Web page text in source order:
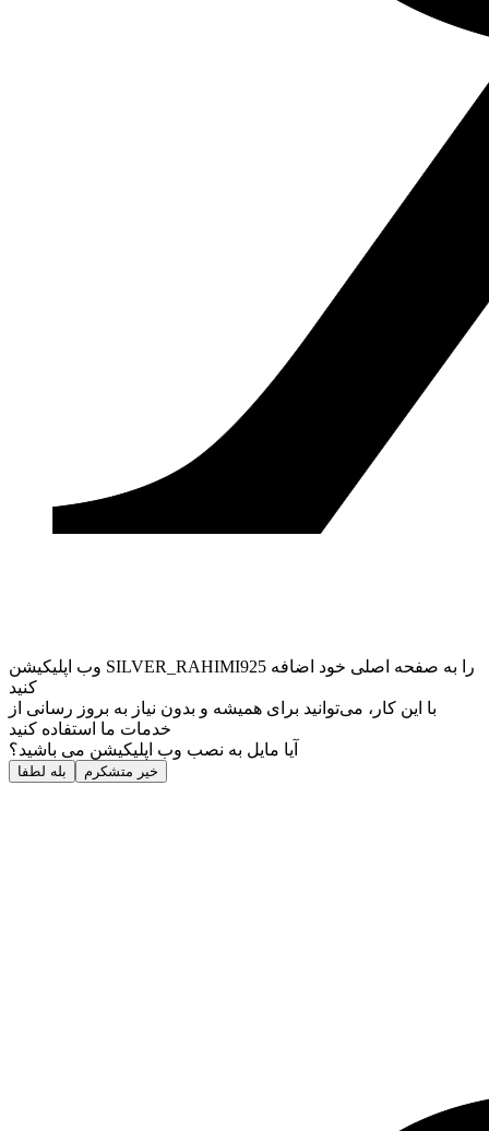
وب ‌اپلیکیشن SILVER_RAHIMI925 را به صفحه اصلی خود اضافه
کنید
با این کار، می‌توانید برای همیشه و بدون نیاز به بروز ‌رسانی از
خدمات ما استفاده کنید
آیا مایل به نصب وب اپلیکیشن می باشید؟
بله لطفا خیر متشکرم